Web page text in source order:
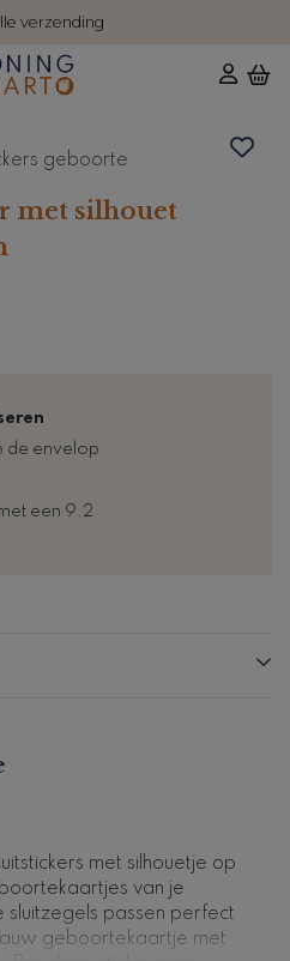
verzending
geboorte
met silhouet
de envelop
een 9.2
met silhouetje op
van je
passen perfect
geboortekaartje met